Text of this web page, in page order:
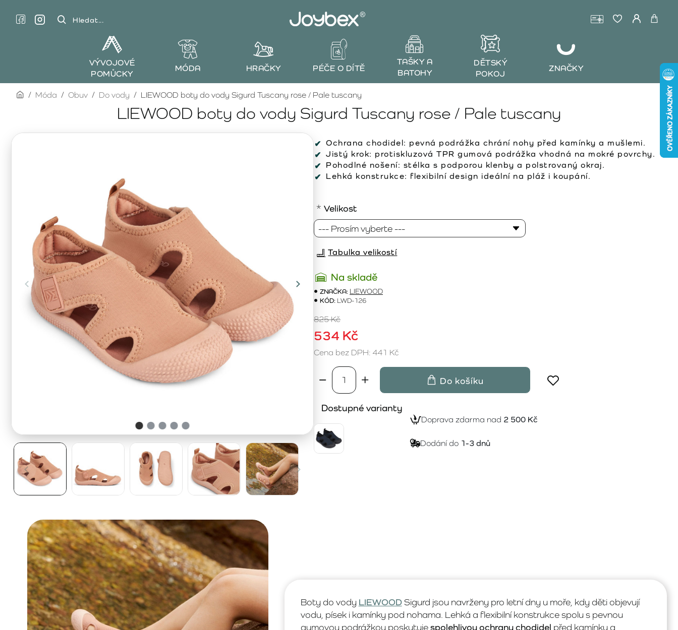
Hledat...
VÝVOJOVÉ
POMŮCKY
MÓDA HRAČKY PÉČE O DÍTĚ
TAŠKY A
BATOHY
DĚTSKÝ
POKOJ
ZNAČKY
LIEWOOD boty do vody Sigurd Tuscany rose / Pale tuscany
homeMóda Obuv Do vody LIEWOOD boty do vody Sigurd Tuscany rose / Pale tuscany
Ochrana chodidel: pevná podrážka chrání nohy před kamínky a mušlemi.
Jistý krok: protiskluzová TPR gumová podrážka vhodná na mokré povrchy.
Pohodlné nošení: stélka s podporou klenby a polstrovaný okraj.
Lehká konstrukce: flexibilní design ideální na pláž i koupání.
Na skladě
ZNAČKA: LIEWOOD
KÓD: LWD-126
534 Kč
825 Kč
Cena bez DPH: 441 Kč
Velikost
Do košíku
Tabulka velikostí
Dostupné varianty
Doprava zdarma nad 2 500 Kč
Dodání do 1-3 dnů
Boty do vody LIEWOODSigurd jsou navrženy pro letní dny u moře, kdy děti objevují
vodu, písek i kamínky pod nohama. Lehká a flexibilní konstrukce spolu s pevnou
gumovou podrážkou poskytujespolehlivou ochranu chodidel před kamínky a